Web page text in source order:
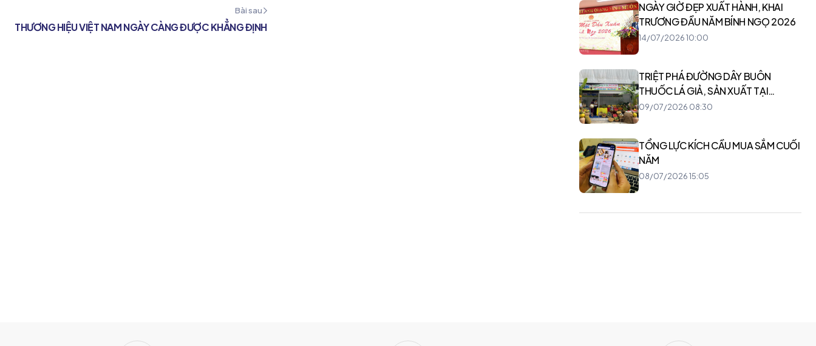
Bài sau
THƯƠNG HIỆU VIỆT NAM NGÀY CÀNG ĐƯỢC KHẲNG ĐỊNH
NGÀY GIỜ ĐẸP XUẤT HÀNH, KHAI
TRƯƠNG ĐẦU NĂM BÍNH NGỌ 2026
14/07/2026 10:00
TRIỆT PHÁ ĐƯỜNG DÂY BUÔN
THUỐC LÁ GIẢ, SẢN XUẤT TẠI
CAMPUCHIA
09/07/2026 08:30
TỔNG LỰC KÍCH CẦU MUA SẮM CUỐI
NĂM
08/07/2026 15:05